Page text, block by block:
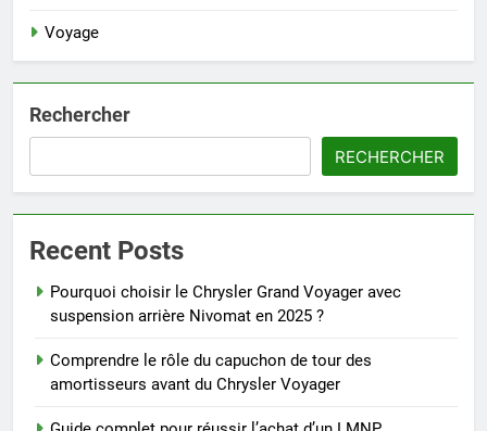
Voyage
Rechercher
RECHERCHER
Recent Posts
Pourquoi choisir le Chrysler Grand Voyager avec
suspension arrière Nivomat en 2025 ?
Comprendre le rôle du capuchon de tour des
amortisseurs avant du Chrysler Voyager